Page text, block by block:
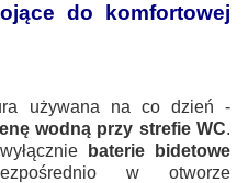
do komfortowej
używana na co dzień -
wodną przy strefie WC.
baterie bidetowe
w otworze